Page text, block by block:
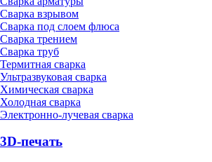
Сварка взрывом
Сварка под слоем флюса
Сварка трением
Сварка труб
Термитная сварка
Ультразвуковая сварка
Химическая сварка
Холодная сварка
Электронно-лучевая сварка
3D-печать